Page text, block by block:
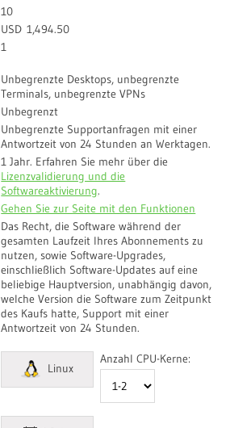
10
USD1,494.50
1
Unbegrenzte Desktops, unbegrenzte
Terminals, unbegrenzte VPNs
Unbegrenzt
Unbegrenzte Supportanfragen mit einer
Antwortzeit von 24 Stunden an Werktagen.
1 Jahr. Erfahren Sie mehr über die
Lizenzvalidierung und die
Softwareaktivierung.
Gehen Sie zur Seite mit den Funktionen
Das Recht, die Software während der
gesamten Laufzeit Ihres Abonnements zu
nutzen, sowie Software-Upgrades,
einschließlich Software-Updates auf eine
beliebige Hauptversion, unabhängig davon,
welche Version die Software zum Zeitpunkt
des Kaufs hatte, Support mit einer
Antwortzeit von 24 Stunden.
Linux
Anzahl CPU-Kerne: